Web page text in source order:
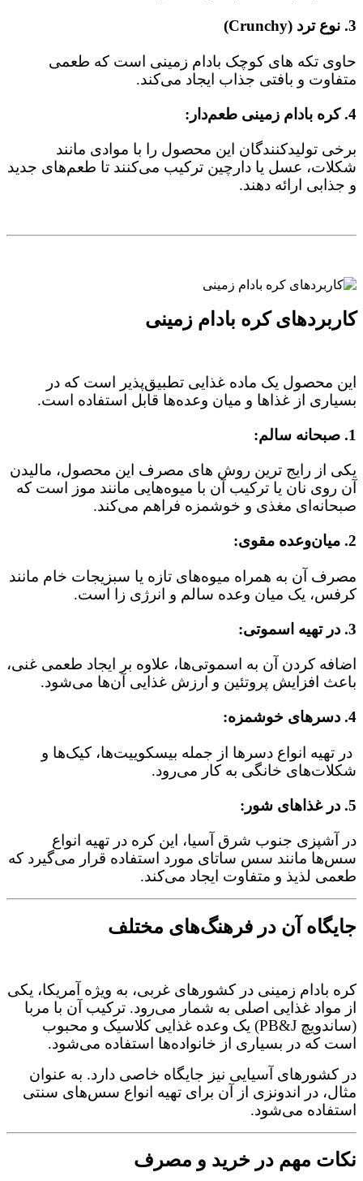
3. نوع ترد (Crunchy)
حاوی تکه‌ های کوچک بادام زمینی است که طعمی
متفاوت و بافتی جذاب ایجاد می‌کند.
4. کره بادام زمینی طعم‌دار:
برخی تولیدکنندگان این محصول را با موادی مانند
شکلات، عسل یا دارچین ترکیب می‌کنند تا طعم‌های جدید
و جذابی ارائه دهند.
کاربردهای کره بادام زمینی
این محصول یک ماده غذایی تطبیق‌پذیر است که در
بسیاری از غذاها و میان‌ وعده‌ها قابل استفاده است.
1. صبحانه سالم:
یکی از رایج‌ ترین روش‌ های مصرف این محصول، مالیدن
آن روی نان یا ترکیب آن با میوه‌هایی مانند موز است که
صبحانه‌ای مغذی و خوشمزه فراهم می‌کند.
2. میان‌وعده مقوی:
مصرف آن به همراه میوه‌های تازه یا سبزیجات خام مانند
کرفس، یک میان‌ وعده سالم و انرژی‌ زا است.
3. در تهیه اسموتی:
اضافه کردن آن به اسموتی‌ها، علاوه بر ایجاد طعمی غنی،
باعث افزایش پروتئین و ارزش غذایی آن‌ها می‌شود.
4. دسرهای خوشمزه:
در تهیه انواع دسرها از جمله بیسکوییت‌ها، کیک‌ها و
شکلات‌های خانگی به‌ کار می‌رود.
5. در غذاهای شور:
در آشپزی جنوب شرق آسیا، این کره در تهیه انواع
سس‌ها مانند سس ساتای مورد استفاده قرار می‌گیرد که
طعمی لذیذ و متفاوت ایجاد می‌کند.
جایگاه آن در فرهنگ‌های مختلف
کره بادام زمینی در کشورهای غربی، به‌ ویژه آمریکا، یکی
از مواد غذایی اصلی به‌ شمار می‌رود. ترکیب آن با مربا
(ساندویچ PB&J) یک وعده غذایی کلاسیک و محبوب
است که در بسیاری از خانواده‌ها استفاده می‌شود.
در کشورهای آسیایی نیز جایگاه خاصی دارد. به‌ عنوان
مثال، در اندونزی از آن برای تهیه انواع سس‌های سنتی
استفاده می‌شود.
نکات مهم در خرید و مصرف